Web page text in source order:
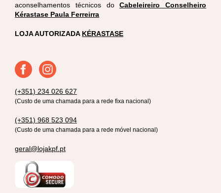
aconselhamentos técnicos doCabeleireiro Conselheiro
Kérastase Paula Ferreirra
LOJA AUTORIZADA KÉRASTASE
(+351) 234 026 627
(Custo de uma chamada para a rede fixa nacional)
(+351) 968 523 094
(Custo de uma chamada para a rede móvel nacional)
geral@lojakpf.pt